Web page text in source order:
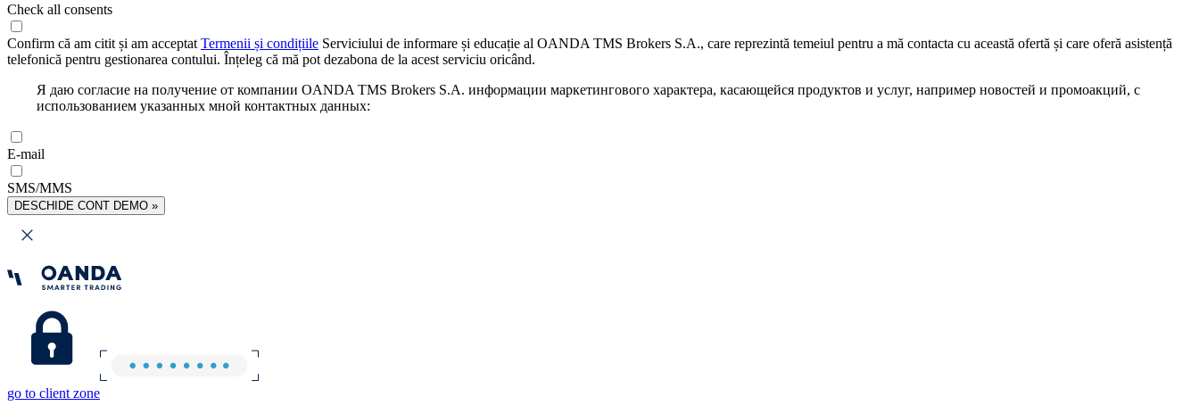
Check all consents
Confirm că am citit și am acceptat Termenii și condițiile Serviciului de informare și educație al OANDA TMS Brokers S.A., care reprezintă temeiul pentru a mă contacta cu această ofertă și care oferă asistență
telefonică pentru gestionarea contului. Înțeleg că mă pot dezabona de la acest serviciu oricând.
Я даю согласие на получение от компании OANDA TMS Brokers S.A. информации маркетингового характера, касающейся продуктов и услуг, например новостей и промоакций, с
использованием указанных мной контактных данных:
E-mail
SMS/MMS
DESCHIDE CONT DEMO »
go to client zone